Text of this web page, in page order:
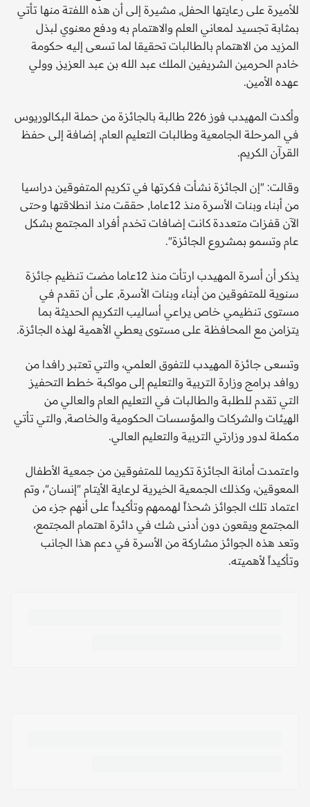
للأميرة على رعايتها الحفل, مشيرة إلى أن هذه اللفتة منها تأتي
بمثابة تجسيد لمعاني العلم والاهتمام به ودفع معنوي لبذل
المزيد من الاهتمام بالطالبات تحقيقا لما تسعى إليه حكومة
خادم الحرمين الشريفين الملك عبد الله بن عبد العزيز, وولي
عهده الأمين.
وأكدت المهيدب فوز 226 طالبة بالجائزة من حملة البكالوريوس
في المرحلة الجامعية وطالبات التعليم العام, إضافة إلى حفظ
القرآن الكريم.
وقالت: "إن الجائزة نشأت فكرتها في تكريم المتفوقين دراسيا
من أبناء وبنات الأسرة منذ 12عاما, حققت منذ انطلاقتها وحتى
الآن قفزات متعددة كانت إضافات تخدم أفراد المجتمع بشكل
عام وتسمو بمشروع الجائزة".
يذكر أن أسرة المهيدب ارتأت منذ 12عاما مضت تنظيم جائزة
سنوية للمتفوقين من أبناء وبنات الأسرة, على أن تقدم في
مستوى تنظيمي خاص يراعي أساليب التكريم الحديثة بما
يتزامن مع المحافظة على مستوى يعطي الأهمية لهذه الجائزة.
وتسعى جائزة المهيدب للتفوق العلمي، والتي تعتبر رافدا من
روافد برامج وزارة التربية والتعليم إلى مواكبة خطط التحفيز
التي تقدم للطلبة والطالبات في التعليم العام والعالي من
الهيئات والشركات والمؤسسات الحكومية والخاصة, والتي تأتي
مكملة لدور وزارتي التربية والتعليم العالي.
واعتمدت أمانة الجائزة تكريما للمتفوقين من جمعية الأطفال
المعوقين، وكذلك الجمعية الخيرية لرعاية الأيتام "إنسان"، وتم
اعتماد تلك الجوائز شحذاً لهممهم وتأكيداً على أنهم جزء من
المجتمع ويقعون دون أدنى شك في دائرة اهتمام المجتمع،
وتعد هذه الجوائز مشاركة من الأسرة في دعم هذا الجانب
وتأكيداً لأهميته.